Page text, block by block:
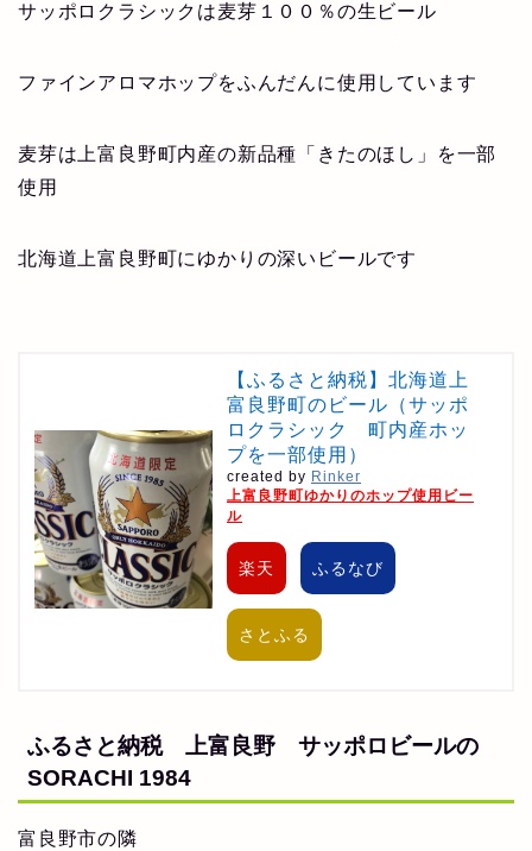
サッポロクラシックは麦芽１００％の生ビール
ファインアロマホップをふんだんに使用しています
麦芽は上富良野町内産の新品種「きたのほし」を一部
使用
北海道上富良野町にゆかりの深いビールです
【ふるさと納税】北海道上
富良野町のビール（サッポ
ロクラシック 町内産ホッ
プを一部使用）
created by Rinker
上富良野町ゆかりのホップ使用ビー
ル
楽天 ふるなび
さとふる
ふるさと納税 上富良野 サッポロビールの
SORACHI 1984
富良野市の隣